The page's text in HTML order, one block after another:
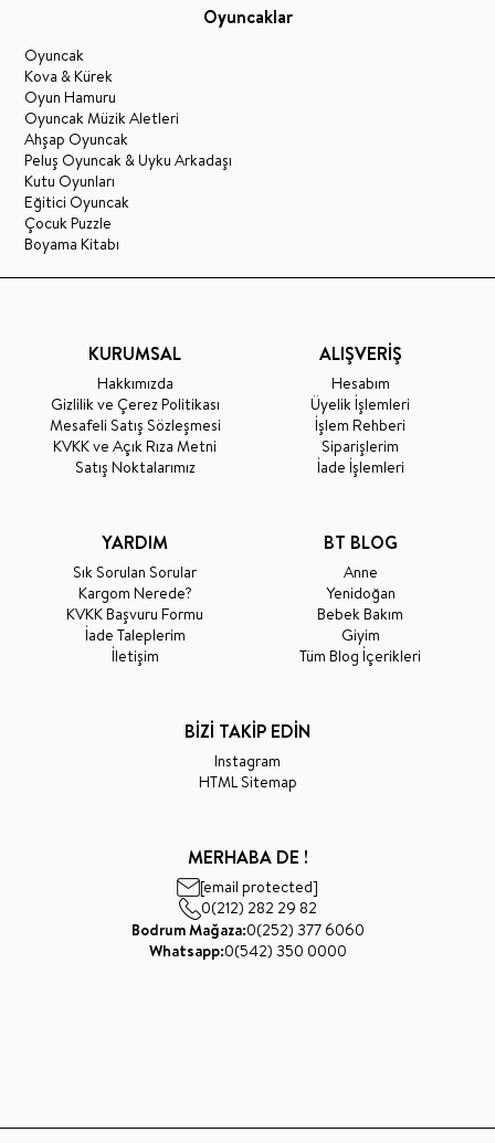
Oyuncaklar
Oyuncak
Kova & Kürek
Oyun Hamuru
Oyuncak Müzik Aletleri
Ahşap Oyuncak
Peluş Oyuncak & Uyku Arkadaşı
Kutu Oyunları
Eğitici Oyuncak
Çocuk Puzzle
Boyama Kitabı
KURUMSAL
Hakkımızda
Gizlilik ve Çerez Politikası
Mesafeli Satış Sözleşmesi
KVKK ve Açık Rıza Metni
Satış Noktalarımız
ALIŞVERİŞ
Hesabım
Üyelik İşlemleri
İşlem Rehberi
Siparişlerim
İade İşlemleri
YARDIM
Sık Sorulan Sorular
Kargom Nerede?
KVKK Başvuru Formu
İade Taleplerim
İletişim
BT BLOG
Anne
Yenidoğan
Bebek Bakım
Giyim
Tüm Blog İçerikleri
BİZİ TAKİP EDİN
Instagram
HTML Sitemap
MERHABA DE !
[email protected]
0(212) 282 29 82
Bodrum Mağaza:0(252) 377 6060
Whatsapp:0(542) 350 0000